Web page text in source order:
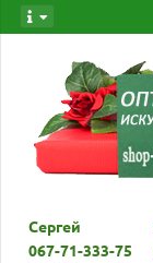
Сергей
067-71-333-75